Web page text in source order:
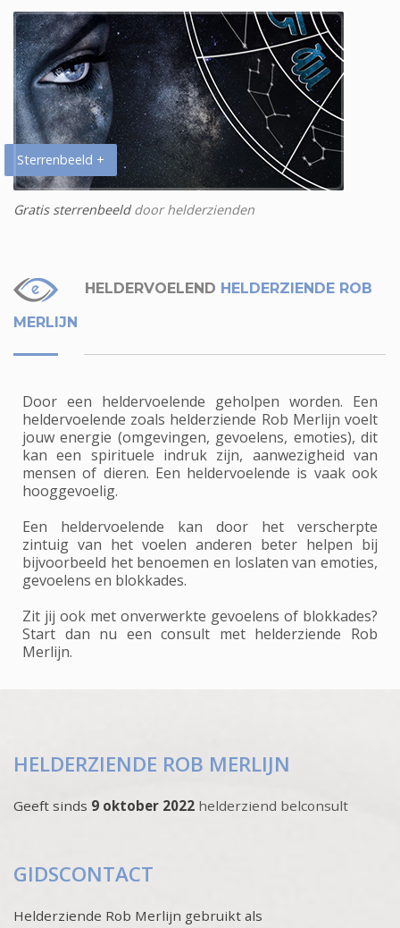
Sterrenbeeld +
Gratis sterrenbeelddoor helderzienden
HELDERVOELEND HELDERZIENDE ROB
MERLIJN
Door een heldervoelende geholpen worden. Een
heldervoelende zoals helderziende Rob Merlijn voelt
jouw energie (omgevingen, gevoelens, emoties), dit
kan een spirituele indruk zijn, aanwezigheid van
mensen of dieren. Een heldervoelende is vaak ook
hooggevoelig.
Een heldervoelende kan door het verscherpte
zintuig van het voelen anderen beter helpen bij
bijvoorbeeld het benoemen en loslaten van emoties,
gevoelens en blokkades.
Zit jij ook met onverwerkte gevoelens of blokkades?
Start dan nu een consult met helderziende Rob
Merlijn.
HELDERZIENDE ROB MERLIJN
Geeft sinds 9 oktober 2022 helderziend belconsult
GIDSCONTACT
Helderziende Rob Merlijn gebruikt als